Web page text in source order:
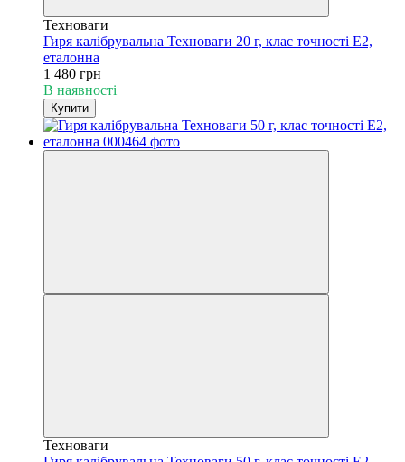
Техноваги
Гиря калібрувальна Техноваги 20 г, клас точності Е2,
еталонна
1 480 грн
В наявності
Купити
Техноваги